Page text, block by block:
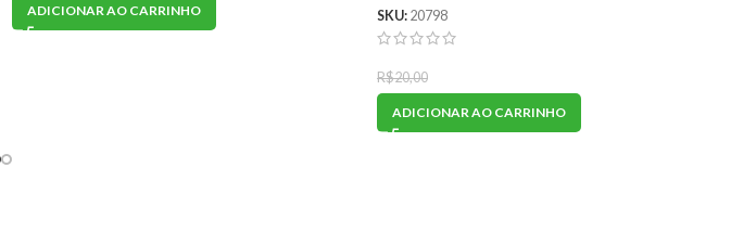
ADICIONAR AO CARRINHO SKU: 20798
R$20,00
ADICIONAR AO CARRINHO